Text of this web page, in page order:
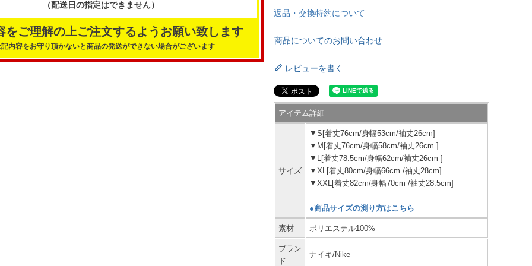
（配送日の指定はできません）
をご理解の上ご注文するようお願い致します
内容をお守り頂かないと商品の発送ができない場合がございます
返品・交換特約について
商品についてのお問い合わせ
レビューを書く
アイテム詳細
サイズ
▼S[着丈76cm/身幅53cm/袖丈26cm]
▼M[着丈76cm/身幅58cm/袖丈26cm ]
▼L[着丈78.5cm/身幅62cm/袖丈26cm ]
▼XL[着丈80cm/身幅66cm /袖丈28cm]
▼XXL[着丈82cm/身幅70cm /袖丈28.5cm]
●商品サイズの測り方はこちら
素材 ポリエステル100%
ブラン
ド
ナイキ/Nike